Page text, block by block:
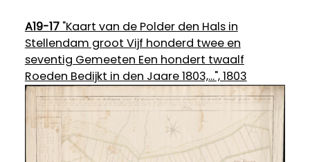
A19-17"Kaart van de Polder den Hals in
Stellendam groot Vijf honderd twee en
seventig Gemeeten Een hondert twaalf
Roeden Bedijkt in den Jaare 1803,...", 1803